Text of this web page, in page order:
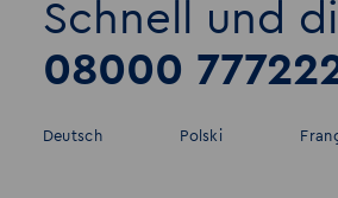
Schnell und
08000
Deutsch Polski